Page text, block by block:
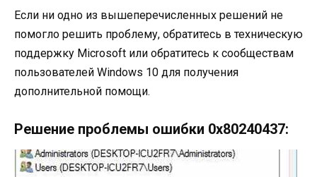
Если ни одно из вышеперечисленных решений не
помогло решить проблему, обратитесь в техническую
поддержку Microsoft или обратитесь к сообществам
пользователей Windows 10 для получения
дополнительной помощи.
Решение проблемы ошибки 0x80240437: